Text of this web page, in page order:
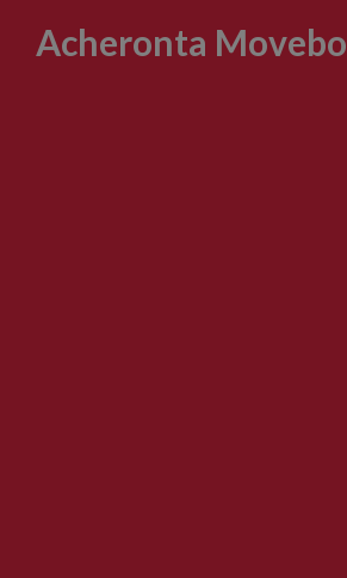
contentAcheronta Movebo